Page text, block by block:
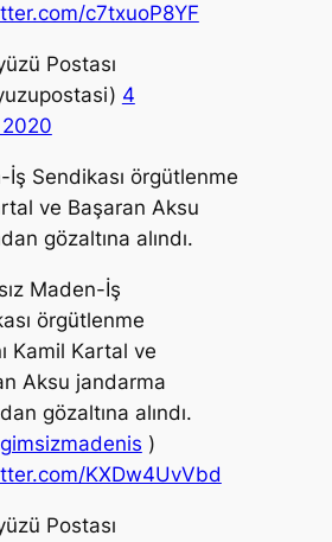
c7txuoP8YF
Postası
4
2020
İş Sendikası örgütlenme
ve Başaran Aksu
gözaltına alındı.
Maden-İş
örgütlenme
Kamil Kartal ve
Aksu jandarma
gözaltına alındı.
)
KXDw4UvVbd
Postası